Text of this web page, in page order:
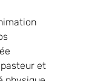
pasteur et